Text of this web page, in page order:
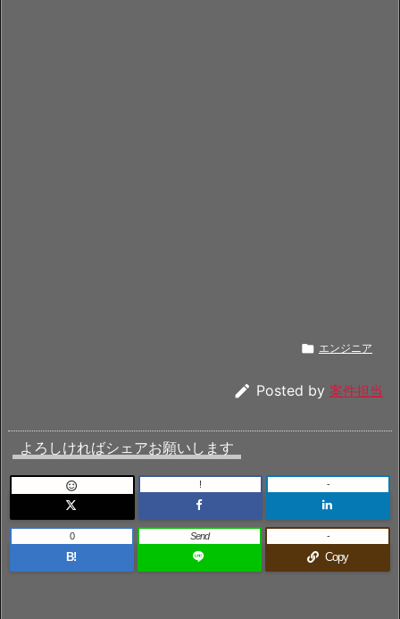
 エンジニア
 Posted by 案件担当
よろしければシェアお願いします
 ! -
B!
0 Send
Copy
-